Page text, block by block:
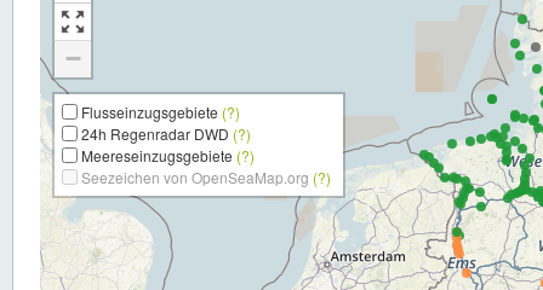
−
Flusseinzugsgebiete (?)
24h Regenradar DWD (?)
Meereseinzugsgebiete (?)
Seezeichen von OpenSeaMap.org (?)